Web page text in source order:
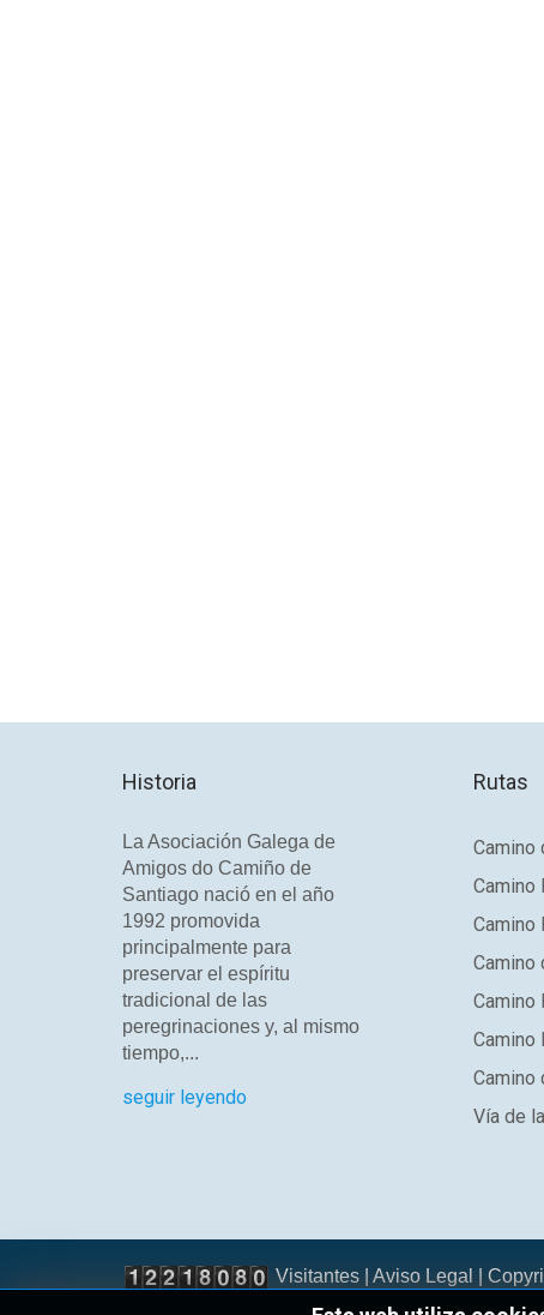
Historia
La Asociación Galega de
Amigos do Camiño de
Santiago nació en el año
1992 promovida
principalmente para
preservar el espíritu
tradicional de las
peregrinaciones y, al mismo
tiempo,...
seguir leyendo
Rutas
Camino
Camino
Camino
Camino
Camino
Camino
Camino
Vía de
Visitantes | Aviso Legal |